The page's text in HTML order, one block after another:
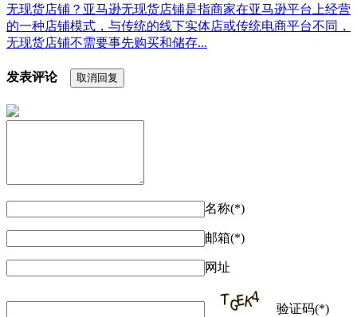
无现货店铺？亚马逊无现货店铺是指商家在亚马逊平台上经营
的一种店铺模式，与传统的线下实体店或传统电商平台不同，
无现货店铺不需要事先购买和储存...
发表评论 取消回复
名称(*)
邮箱(*)
网址
验证码(*)